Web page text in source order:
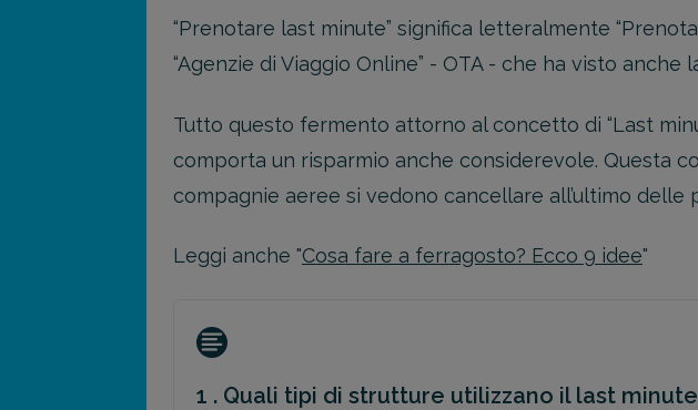
“Prenotare last minute” significa letteralmente
“Agenzie di Viaggio Online” - OTA - che ha visto
Tutto questo fermento attorno al concetto di “Last
comporta un risparmio anche considerevole. Questa
compagnie aeree si vedono cancellare all’ultimo delle
Leggi anche "Cosa fare a ferragosto? Ecco 9 idee"
1 . Quali tipi di strutture utilizzano il last minute